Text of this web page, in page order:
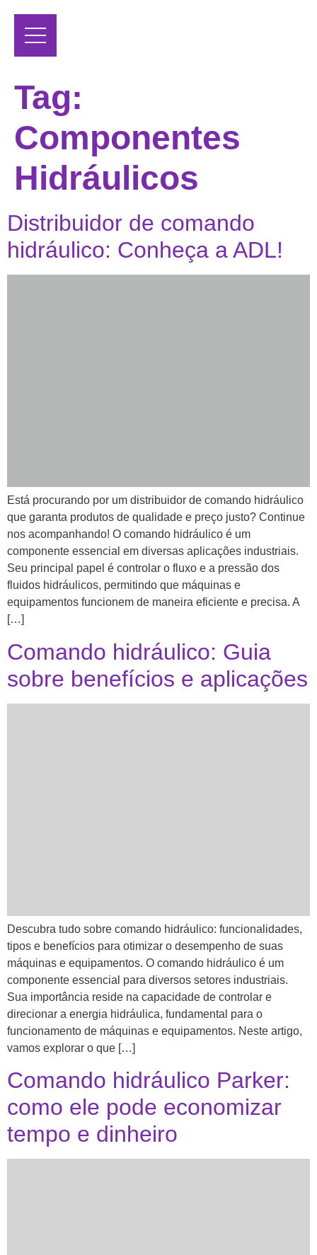
Tag:
Componentes
Hidráulicos
Distribuidor de comando
hidráulico: Conheça a ADL!
Está procurando por um distribuidor de comando hidráulico
que garanta produtos de qualidade e preço justo? Continue
nos acompanhando! O comando hidráulico é um
componente essencial em diversas aplicações industriais.
Seu principal papel é controlar o fluxo e a pressão dos
fluidos hidráulicos, permitindo que máquinas e
equipamentos funcionem de maneira eficiente e precisa. A
[…]
Comando hidráulico: Guia
sobre benefícios e aplicações
Descubra tudo sobre comando hidráulico: funcionalidades,
tipos e benefícios para otimizar o desempenho de suas
máquinas e equipamentos. O comando hidráulico é um
componente essencial para diversos setores industriais.
Sua importância reside na capacidade de controlar e
direcionar a energia hidráulica, fundamental para o
funcionamento de máquinas e equipamentos. Neste artigo,
vamos explorar o que […]
Comando hidráulico Parker:
como ele pode economizar
tempo e dinheiro